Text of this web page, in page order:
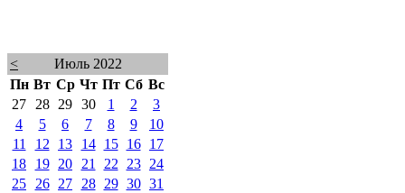
<
Июль 2022
Пн Вт Ср Чт Пт Сб Вс
27
28 29 30 1 2
3
4
5 6 7 8 9
10
11
12 13 14 15 16
17
18
19 20 21 22 23
24
25
26 27 28 29 30 31